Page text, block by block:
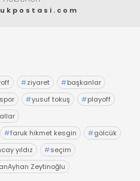
#ziyaret #başkanlar
#yusuf tokuş #playoff
#faruk hikmet kesgin #gölcük
yıldız #seçim
Zeytinoğlu